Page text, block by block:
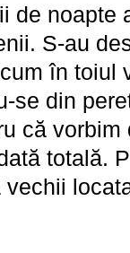
de noapte
S-au
în toiul
se din
că vorbim
totală.